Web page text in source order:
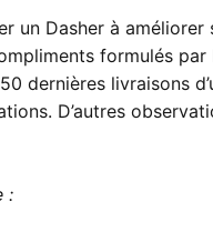
un Dasher à améliorer
formulés par
dernières livraisons
D’autres
: